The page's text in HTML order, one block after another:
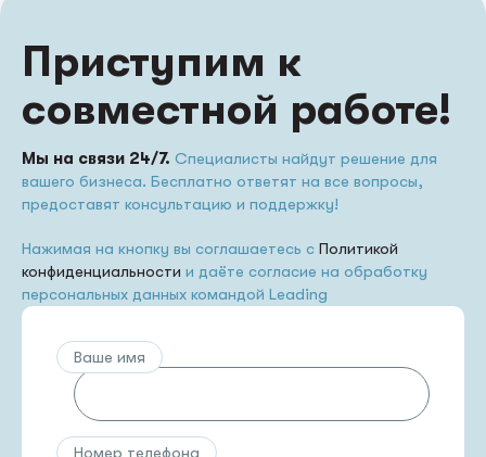
Приступим к
совместной работе!
Мы на связи 24/7. Специалисты найдут решение для
вашего бизнеса. Бесплатно ответят на все вопросы,
предоставят консультацию и поддержку!
Нажимая на кнопку вы соглашаетесь с Политикой
конфиденциальности и даёте согласие на обработку
персональных данных командой Leading
Ваше имя
Номер телефона